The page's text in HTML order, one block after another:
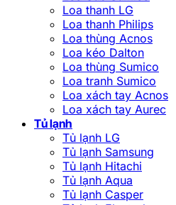
Loa thanh LG
Loa thanh Philips
Loa thùng Acnos
Loa kéo Dalton
Loa thùng Sumico
Loa tranh Sumico
Loa xách tay Acnos
Loa xách tay Aurec
Tủ lạnh
Tủ lạnh LG
Tủ lạnh Samsung
Tủ lạnh Hitachi
Tủ lạnh Aqua
Tủ lạnh Casper